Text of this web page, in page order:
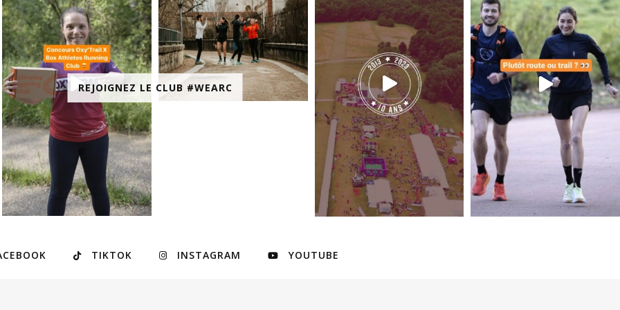
REJOIGNEZ LE CLUB #WEARC
TIKTOK INSTAGRAM YOUTUBE